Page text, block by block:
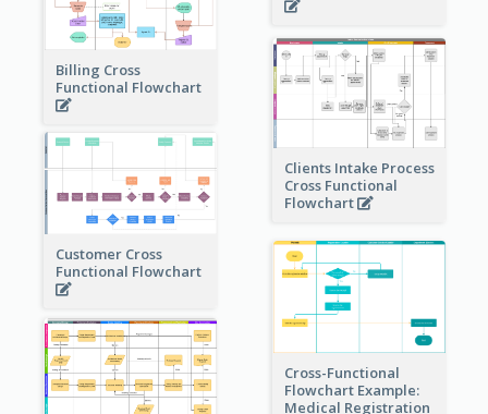
Billing Cross
Functional Flowchart
Clients Intake Process
Cross Functional
Flowchart
Customer Cross
Functional Flowchart
Cross-Functional
Flowchart Example:
Medical Registration